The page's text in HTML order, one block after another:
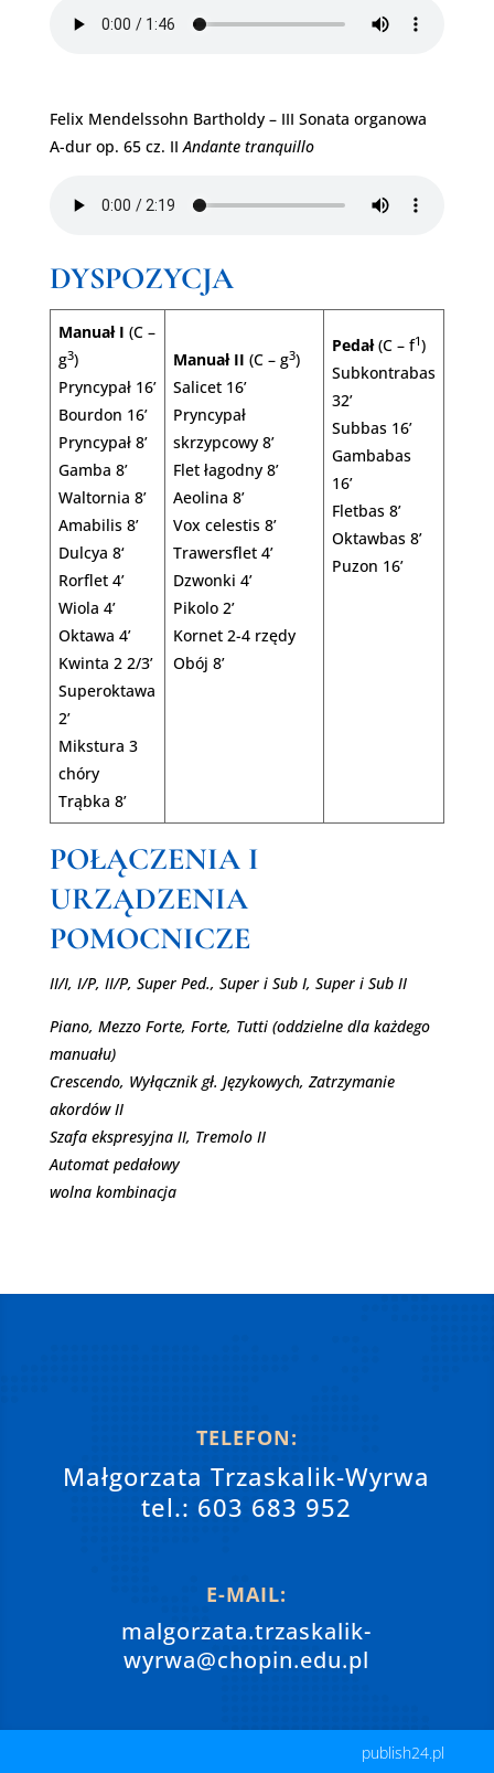
Felix Mendelssohn Bartholdy – III Sonata organowa
A-dur op. 65 cz. IIAndante tranquillo
DYSPOZYCJA
Manuał I (C –
g3)
Pryncypał 16’
Bourdon 16’
Pryncypał 8’
Gamba 8’
Waltornia 8’
Amabilis 8’
Dulcya 8‘
Rorflet 4’
Wiola 4’
Oktawa 4’
Kwinta 2 2/3’
Superoktawa
2’
Mikstura 3
chóry
Trąbka 8’
Manuał II (C – g3)
Salicet 16’
Pryncypał
skrzypcowy 8’
Flet łagodny 8’
Aeolina 8’
Vox celestis 8’
Trawersflet 4’
Dzwonki 4’
Pikolo 2’
Kornet 2-4 rzędy
Obój 8’
Pedał(C – f1)
Subkontrabas
32’
Subbas 16’
Gambabas
16’
Fletbas 8’
Oktawbas 8’
Puzon 16’
POŁĄCZENIA I
URZĄDZENIA
POMOCNICZE
II/I, I/P, II/P, Super Ped., Super i Sub I, Super i Sub II
Piano, Mezzo Forte, Forte, Tutti (oddzielne dla każdego
manuału)
Crescendo, Wyłącznik gł. Językowych, Zatrzymanie
akordów II
Szafa ekspresyjna II, Tremolo II
Automat pedałowy
wolna kombinacja
TELEFON:
Małgorzata Trzaskalik-Wyrwa
tel.: 603 683 952
E-MAIL:
malgorzata.trzaskalik-
wyrwa@chopin.edu.pl
publish24.pl